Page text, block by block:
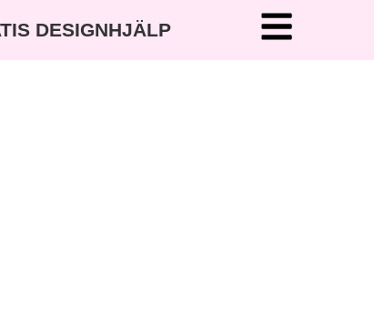
DESIGNHJÄLP